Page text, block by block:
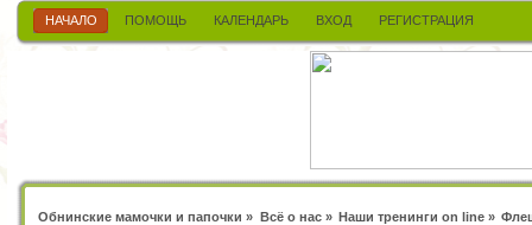
НАЧАЛО ПОМОЩЬ КАЛЕНДАРЬ ВХОД РЕГИСТРАЦИЯ
Обнинские мамочки и папочки » Всё о нас» Наши тренинги on line»